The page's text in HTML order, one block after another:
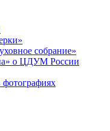
собрание»
о ЦДУМ России